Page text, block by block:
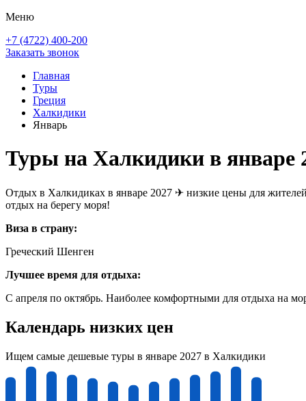
Меню
+7 (4722) 400-200
Заказать звонок
Главная
Туры
Греция
Халкидики
Январь
Туры на Халкидики в январе
Отдых в Халкидиках в январе 2027 ✈ низкие цены для
отдых на берегу моря!
Виза в страну:
Греческий Шенген
Лучшее время для отдыха:
С апреля по октябрь. Наиболее комфортными для отдыха на
Календарь низких цен
Ищем самые дешевые туры в январе 2027 в Халкидики